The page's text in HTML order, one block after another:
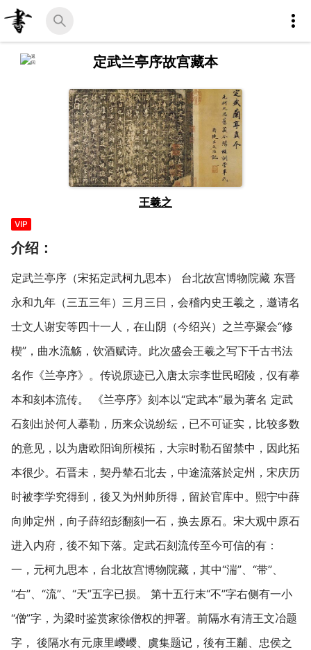
定武兰亭序故宫藏本
王羲之
VIP
介绍：
定武兰亭序（宋拓定武柯九思本） 台北故宫博物院藏 东晋
永和九年（三五三年）三月三日，会稽内史王羲之，邀请名
士文人谢安等四十一人，在山阴（今绍兴）之兰亭聚会“修
楔”，曲水流觞，饮酒赋诗。此次盛会王羲之写下千古书法
名作《兰亭序》。传说原迹已入唐太宗李世民昭陵，仅有摹
本和刻本流传。 《兰亭序》刻本以“定武本”最为著名 定武
石刻出於何人摹勒，历来众说纷纭，已不可证实，比较多数
的意见，以为唐欧阳询所模拓，大宗时勒石留禁中，因此拓
本很少。石晋未，契丹辇石北去，中途流落於定州，宋庆历
时被李学究得到，後又为州帅所得，留於官库中。熙宁中薛
向帅定州，向子薛绍彭翻刻一石，换去原石。宋大观中原石
进入内府，後不知下落。定武石刻流传至今可信的有：
一，元柯九思本，台北故宫博物院藏，其中“湍”、“带”、
“右”、“流”、“天”五字已损。 第十五行末“不”字右侧有一小
“僧”字，为梁时鉴赏家徐僧权的押署。前隔水有清王文冶题
字， 後隔水有元康里巎巎、虞集题记，後有王黼、忠侯之